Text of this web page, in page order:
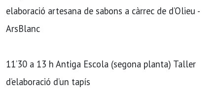
elaboració artesana de sabons a càrrec de d’Olieu -
ArsBlanc
11’30 a 13 h Antiga Escola (segona planta) Taller
d’elaboració d’un tapís